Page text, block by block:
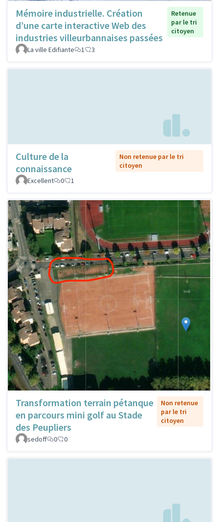
Mémoire industrielle. Création
d’une carte interactive Web des
industries villeurbannaises passées
Retenue
par le tri
citoyen
La ville Edifiante 1 3
Culture de la
connaissance
Non retenue par le tri
citoyen
Excellent
0 1
Transformation terrain pétanque
en parcours mini golf au Stade
des Peupliers
Non retenue
par le tri
citoyen
sedoff 0 0